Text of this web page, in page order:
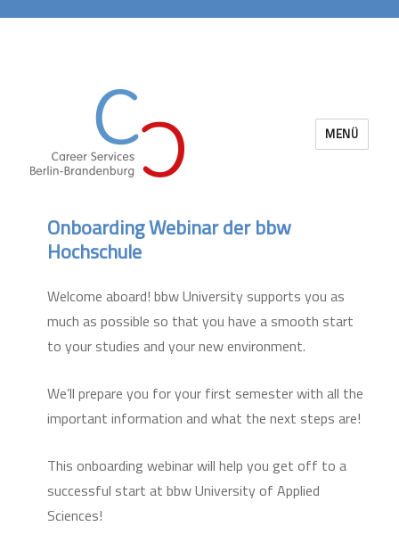
MENÜ
Onboarding Webinar der bbw
Hochschule
Welcome aboard! bbw University supports you as
much as possible so that you have a smooth start
to your studies and your new environment.
We’ll prepare you for your first semester with all the
important information and what the next steps are!
This onboarding webinar will help you get off to a
successful start at bbw University of Applied
Sciences!